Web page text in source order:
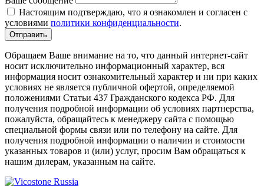
Настоящим подтверждаю, что я ознакомлен и согласен с
условиями политики конфиденциальности.
Обращаем Ваше внимание на то, что данный интернет-сайт
носит исключительно информационный характер, вся
информация носит ознакомительный характер и ни при каких
условиях не является публичной офертой, определяемой
положениями Статьи 437 Гражданского кодекса РФ. Для
получения подробной информации об условиях партнерства,
пожалуйста, обращайтесь к менеджеру сайта с помощью
специальной формы связи или по телефону на сайте. Для
получения подробной информации о наличии и стоимости
указанных товаров и (или) услуг, просим Вам обращаться к
нашим дилерам, указанным на сайте.